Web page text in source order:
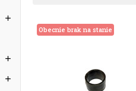



Obecnie brak na stanie